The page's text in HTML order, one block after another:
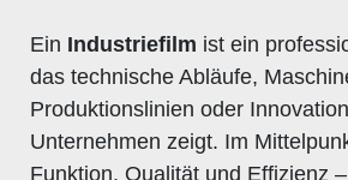
Ein Industriefilm ist ein
das technische Abläufe,
Produktionslinien oder
Unternehmen zeigt. Im
Funktion, Qualität und Effizienz